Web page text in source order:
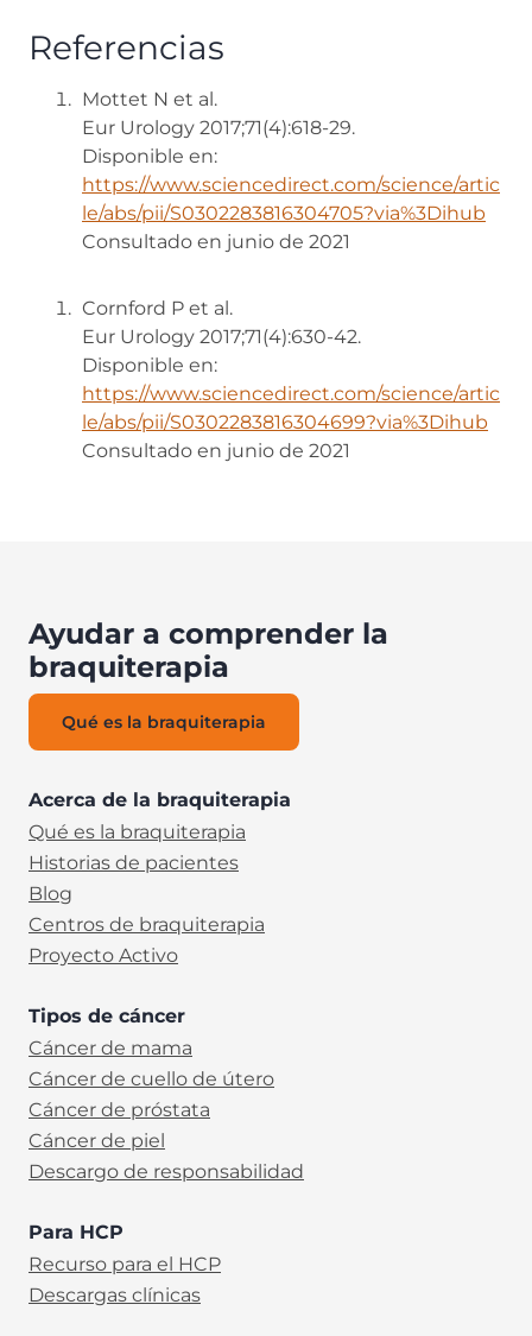
Referencias
Mottet N et al.
Eur Urology 2017;71(4):618-29.
Disponible en:
https://www.sciencedirect.com/science/artic
le/abs/pii/S0302283816304705?via%3Dihub
Consultado en junio de 2021
Cornford P et al.
Eur Urology 2017;71(4):630-42.
Disponible en:
https://www.sciencedirect.com/science/artic
le/abs/pii/S0302283816304699?via%3Dihub
Consultado en junio de 2021
Ayudar a comprender la
braquiterapia
Qué es la braquiterapia
Acerca de la braquiterapia
Qué es la braquiterapia
Historias de pacientes
Blog
Centros de braquiterapia
Proyecto Activo
Tipos de cáncer
Cáncer de mama
Cáncer de cuello de útero
Cáncer de próstata
Cáncer de piel
Descargo de responsabilidad
Para HCP
Recurso para el HCP
Descargas clínicas